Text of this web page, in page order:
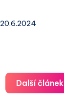
20.6.2024
Další článek